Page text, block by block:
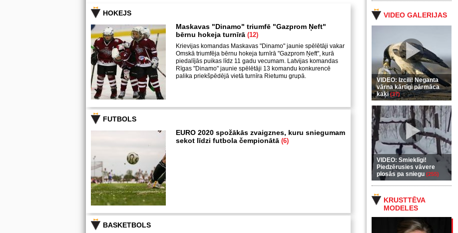
VIDEO GALERIJAS
VIDEO: Izcili! Neganta
vārna kārtīgi pārmāca
kaķi(37)
VIDEO: Smieklīgi!
Piedzērusies vāvere
plosās pa sniegu (255)
KRUSTTĒVA
MODELES
HOKEJS
Maskavas "Dinamo" triumfē "Gazprom Ņeft"
bērnu hokeja turnīrā (12)
Krievijas komandas Maskavas "Dinamo" jaunie spēlētāji vakar
Omskā triumfēja bērnu hokeja turnīrā "Gazprom Ņeft", kurā
piedalījās puikas līdz 11 gadu vecumam. Latvijas komandas
Rīgas "Dinamo" jaunie spēlētāji 13 komandu konkurencē
palika priekšpēdējā vietā turnīra Rietumu grupā.
FUTBOLS
EURO 2020 spožākās zvaigznes, kuru sniegumam
sekot līdzi futbola čempionātā (6)
BASKETBOLS